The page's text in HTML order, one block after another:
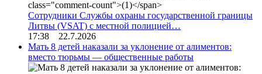
Сотрудники Службы охраны государственной границы
Литвы (VSAT) с местной полицией…
17:38 22.7.2026
Мать 8 детей наказали за уклонение от алиментов:
вместо тюрьмы — общественные работы